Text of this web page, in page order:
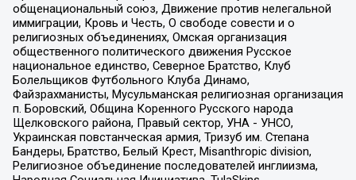
общенациональный союз, Движение против нелегальной
иммиграции, Кровь и Честь, О свободе совести и о
религиозных объединениях, Омская организация
общественного политического движения Русское
национальное единство, Северное Братство, Клуб
Болельщиков Футбольного Клуба Динамо,
Файзрахманисты, Мусульманская религиозная организация
п. Боровский, Община Коренного Русского народа
Щелковского района, Правый сектор, УНА - УНСО,
Украинская повстанческая армия, Тризуб им. Степана
Бандеры, Братство, Белый Крест, Misanthropic division,
Религиозное объединение последователей инглиизма,